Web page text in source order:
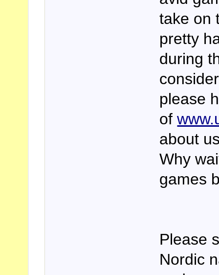
take on
pretty
during
please
of
about
Why
games
Please
Nordic